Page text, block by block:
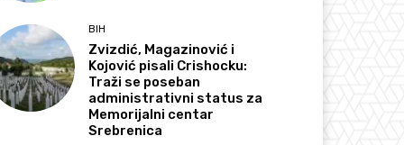
BIH
Zvizdić, Magazinović i
Kojović pisali Crishocku:
Traži se poseban
administrativni status za
Memorijalni centar
Srebrenica